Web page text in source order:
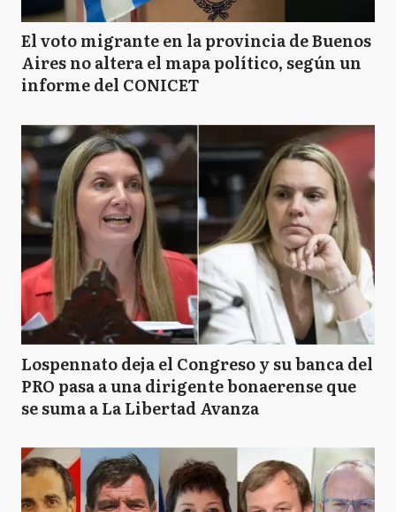
El voto migrante en la provincia de Buenos
Aires no altera el mapa político, según un
informe del CONICET
Lospennato deja el Congreso y su banca del
PRO pasa a una dirigente bonaerense que
se suma a La Libertad Avanza